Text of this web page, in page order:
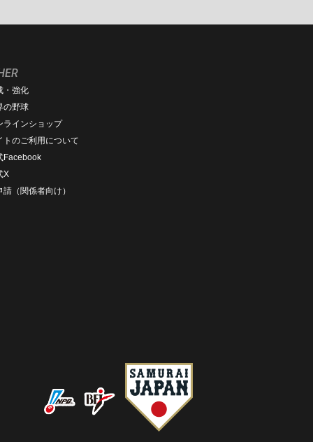
・強化
の野球
ラインショップ
トのご利用について
Facebook
X
請（関係者向け）